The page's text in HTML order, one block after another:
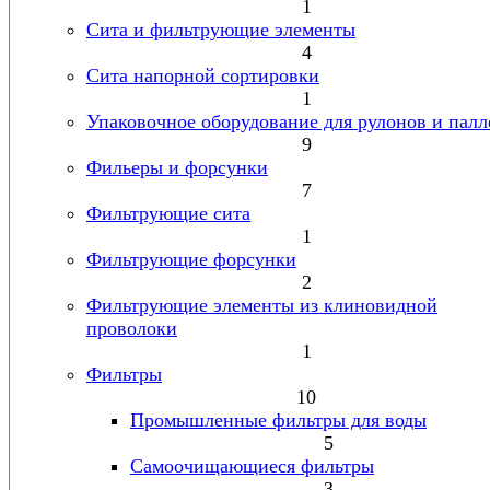
1
Сита и фильтрующие элементы
4
Сита напорной сортировки
1
Упаковочное оборудование для рулонов и
9
Фильеры и форсунки
7
Фильтрующие сита
1
Фильтрующие форсунки
2
Фильтрующие элементы из клиновидной
проволоки
1
Фильтры
10
Промышленные фильтры для воды
5
Самоочищающиеся фильтры